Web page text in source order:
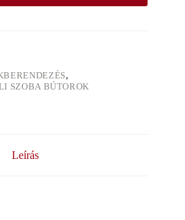
,
SZOBA BÚTOROK
Leírás